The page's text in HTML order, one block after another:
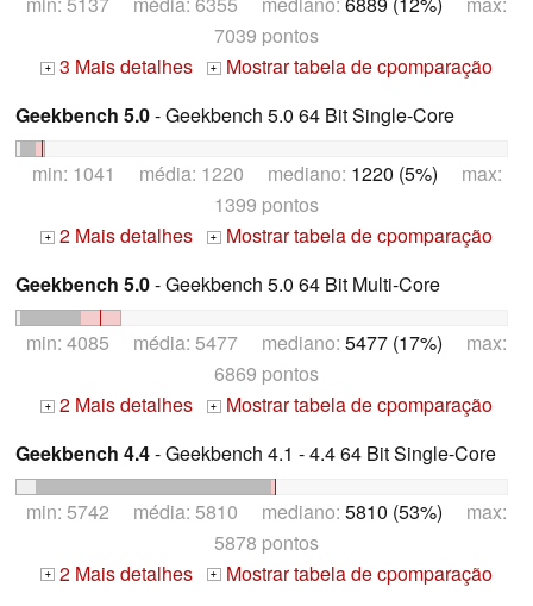
7039 pontos
+ 3 Mais detalhes + Mostrar tabela de cpomparação
Geekbench 5.0- Geekbench 5.0 64 Bit Single-Core
min: 1041 média: 1220 mediano: 1220 (5%) max:
1399 pontos
+ 2 Mais detalhes + Mostrar tabela de cpomparação
Geekbench 5.0- Geekbench 5.0 64 Bit Multi-Core
min: 4085 média: 5477 mediano: 5477 (17%) max:
6869 pontos
+ 2 Mais detalhes + Mostrar tabela de cpomparação
Geekbench 4.4- Geekbench 4.1 - 4.4 64 Bit Single-Core
min: 5742 média: 5810 mediano: 5810 (53%) max:
5878 pontos
+ 2 Mais detalhes + Mostrar tabela de cpomparação